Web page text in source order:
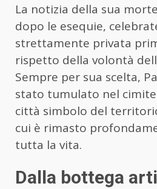
La notizia della sua
dopo le esequie,
strettamente privata
rispetto della volontà
Sempre per sua scelta,
stato tumulato nel
città simbolo del
cui è rimasto
tutta la vita.
Dalla bottega